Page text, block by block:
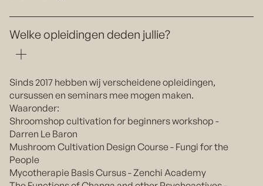
Welke opleidingen deden jullie?
Sinds 2017 hebben wij verscheidene opleidingen,
cursussen en seminars mee mogen maken.
Waaronder:
Shroomshop cultivation for beginners workshop -
Darren Le Baron
Mushroom Cultivation Design Course - Fungi for the
People
Mycotherapie Basis Cursus - Zenchi Academy